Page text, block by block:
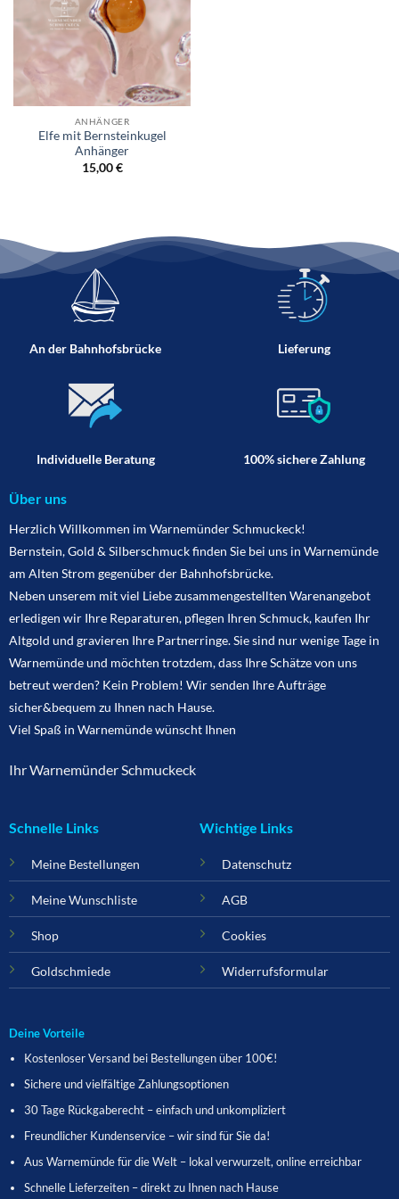
ANHÄNGER
Elfe mit Bernsteinkugel
Anhänger
15,00€
An der Bahnhofsbrücke Lieferung
Individuelle Beratung 100% sichere Zahlung
Über uns
Herzlich Willkommen im Warnemünder Schmuckeck!
Bernstein, Gold & Silberschmuck finden Sie bei uns in Warnemünde
am Alten Strom gegenüber der Bahnhofsbrücke.
Neben unserem mit viel Liebe zusammengestellten Warenangebot
erledigen wir Ihre Reparaturen, pflegen Ihren Schmuck, kaufen Ihr
Altgold und gravieren Ihre Partnerringe. Sie sind nur wenige Tage in
Warnemünde und möchten trotzdem, dass Ihre Schätze von uns
betreut werden? Kein Problem! Wir senden Ihre Aufträge
sicher&bequem zu Ihnen nach Hause.
Viel Spaß in Warnemünde wünscht Ihnen
Ihr Warnemünder Schmuckeck
Schnelle Links
Meine Bestellungen
Meine Wunschliste
Shop
Goldschmiede
Wichtige Links
Datenschutz
AGB
Cookies
Widerrufsformular
Deine Vorteile
Kostenloser Versand bei Bestellungen über 100€!
Sichere und vielfältige Zahlungsoptionen
30 Tage Rückgaberecht – einfach und unkompliziert
Freundlicher Kundenservice – wir sind für Sie da!
Aus Warnemünde für die Welt – lokal verwurzelt, online erreichbar
Schnelle Lieferzeiten – direkt zu Ihnen nach Hause